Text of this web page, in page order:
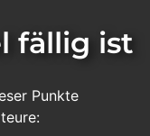
fällig ist
Punkte